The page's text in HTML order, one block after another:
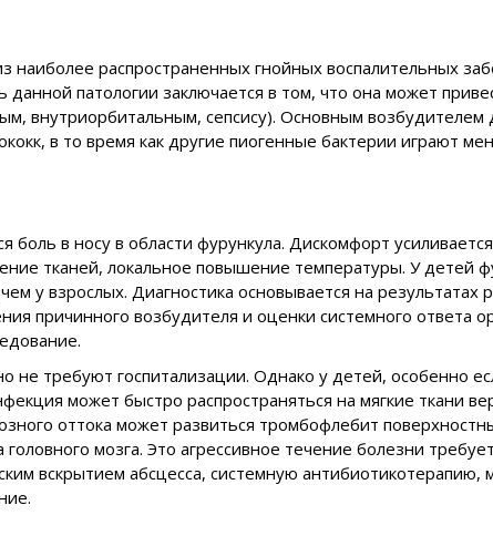
наиболее распространенных гнойных воспалительных
данной патологии заключается в том, что она может
внутриорбитальным, сепсису). Основным возбудителем
в то время как другие пиогенные бактерии играют
боль в носу в области фурункула. Дискомфорт
тканей, локальное повышение температуры. У детей
у взрослых. Диагностика основывается на результатах
причинного возбудителя и оценки системного ответа
не требуют госпитализации. Однако у детей, особенно
может быстро распространяться на мягкие ткани
оттока может развиться тромбофлебит
мозга. Это агрессивное течение болезни
вскрытием абсцесса, системную антибиотикотерапию,